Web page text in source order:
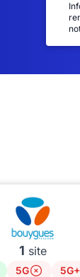
1 site
5G
5G+